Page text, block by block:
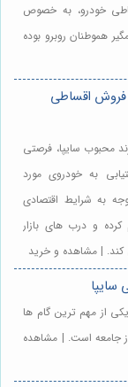
خودرو، به خصوص
هموطنان روبرو بوده
فروش اقساطی
محبوب سایپا، فرصتی
به خودروی مورد
به شرایط اقتصادی
کرده و درب های بازار
کند. | مشاهده و خرید
سایپا
از مهم ترین گام ها
جامعه است. | مشاهده